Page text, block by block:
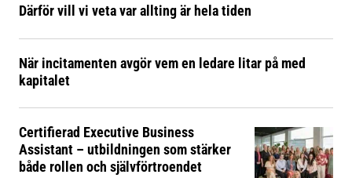
Därför vill vi veta var allting är hela tiden
När incitamenten avgör vem en ledare litar på med
kapitalet
Certifierad Executive Business
Assistant – utbildningen som stärker
både rollen och självförtroendet